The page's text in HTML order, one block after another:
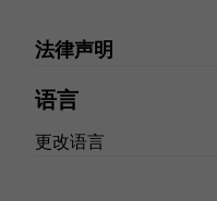
语言
更改语言
法律声明